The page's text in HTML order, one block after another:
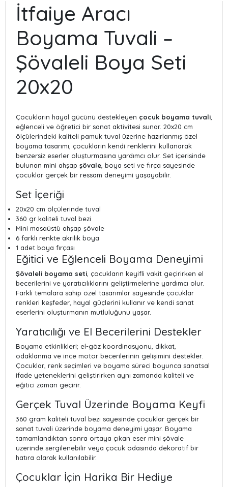
İtfaiye Aracı
Boyama Tuvali –
Şövaleli Boya Seti
20x20
Çocukların hayal gücünü destekleyen çocuk boyama tuvali
eğlenceli ve öğretici bir sanat aktivitesi sunar. 20x20 cm
ölçülerindeki kaliteli pamuk tuval üzerine hazırlanmış özel
boyama tasarımı, çocukların kendi renklerini kullanarak
benzersiz eserler oluşturmasına yardımcı olur. Set içerisinde
bulunan mini ahşap şövale , boya seti ve fırça sayesinde
çocuklar gerçek bir ressam deneyimi yaşayabilir.
Set İçeriği
20x20 cm ölçülerinde tuval
360 gr kaliteli tuval bezi
Mini masaüstü ahşap şövale
6 farklı renkte akrilik boya
1 adet boya fırçası
Eğitici ve Eğlenceli Boyama Deneyimi
Şövaleli boyama seti , çocukların keyifli vakit geçirirken el
becerilerini ve yaratıcılıklarını geliştirmelerine yardımcı olur.
Farklı temalara sahip özel tasarımlar sayesinde çocuklar
renkleri keşfeder, hayal güçlerini kullanır ve kendi sanat
eserlerini oluşturmanın mutluluğunu yaşar.
Yaratıcılığı ve El Becerilerini Destekler
Boyama etkinlikleri; el-göz koordinasyonu, dikkat,
odaklanma ve ince motor becerilerinin gelişimini destekler.
Çocuklar, renk seçimleri ve boyama süreci boyunca sanatsal
ifade yeteneklerini geliştirirken aynı zamanda kaliteli ve
eğitici zaman geçirir.
Gerçek Tuval Üzerinde Boyama Keyfi
360 gram kaliteli tuval bezi sayesinde çocuklar gerçek bir
sanat tuvali üzerinde boyama deneyimi yaşar. Boyama
tamamlandıktan sonra ortaya çıkan eser mini şövale
üzerinde sergilenebilir veya çocuk odasında dekoratif bir
hatıra olarak kullanılabilir.
Çocuklar İçin Harika Bir Hediye